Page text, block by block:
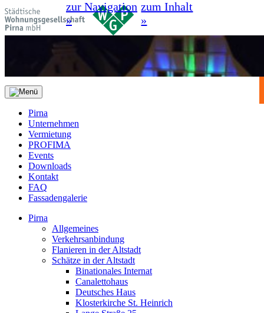
zur Navigation
»
zum Inhalt
»
Pirna
Unternehmen
Vermietung
PROFIMA
Events
Downloads
Kontakt
FAQ
Fassadengalerie
Pirna
Allgemeines
Verkehrsanbindung
Flanieren in der Altstadt
Schätze in der Altstadt
Binationales Internat
Canalettohaus
Deutsches Haus
Klosterkirche St. Heinrich